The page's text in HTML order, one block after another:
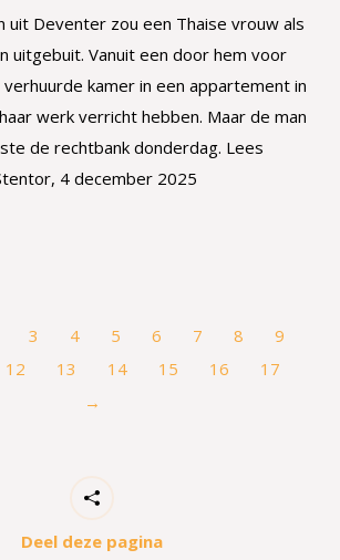
uit Deventer zou een Thaise vrouw als
uitgebuit. Vanuit een door hem voor
kamer in een appartement in
werk verricht hebben. Maar de man
de rechtbank donderdag. Lees
4 december 2025
3 4 5 6 7 8
9
12 13 14 15 16
17
→
Deel deze pagina